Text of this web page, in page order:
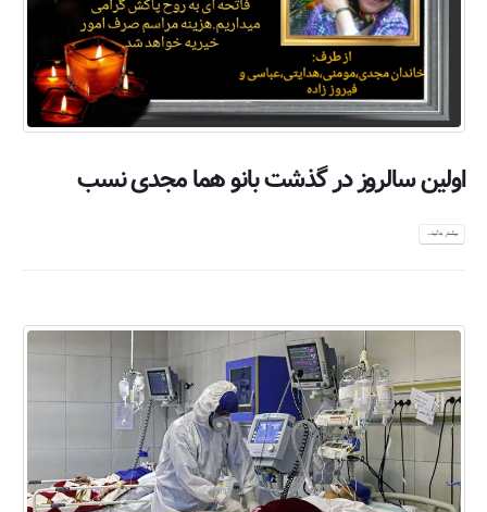
اولین سالروز در گذشت بانو هما مجدی نسب
بیشتر بدانید...